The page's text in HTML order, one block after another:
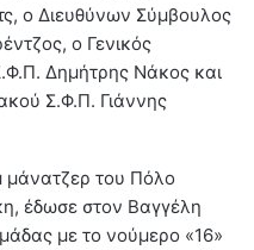
ο Διευθύνων Σύμβουλος
o Γενικός
Δημήτρης Νάκος και
Σ.Φ.Π. Γιάννης
μάνατζερ του Πόλο
έδωσε στον Βαγγέλη
με το νούμερο «16»